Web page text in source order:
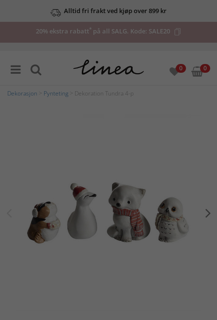
Alltid fri frakt ved kjøp over 899 kr
20% ekstra rabatt* på all SALG. Kode: SALE20
0 0
Dekorasjon Pynteting > Dekoration Tundra 4-p